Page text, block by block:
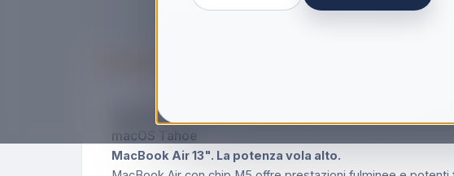
Apple MacBook Air 13" M5 chip 10‑core CPU 10‑core
macOS Tahoe
MacBook Air 13". La potenza vola alto.